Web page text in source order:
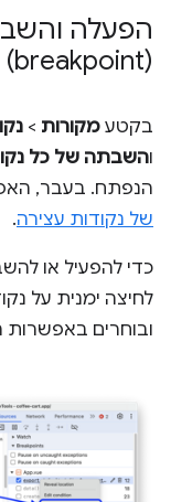
הפעלה
(breakpoint) בכרטיסייה Sources
בקטע מקורות >
והשבתה של כל
הנפתח. בעבר,
של נקודות עצירה.
כדי להפעיל או
לחיצה ימנית על
ובוחרים